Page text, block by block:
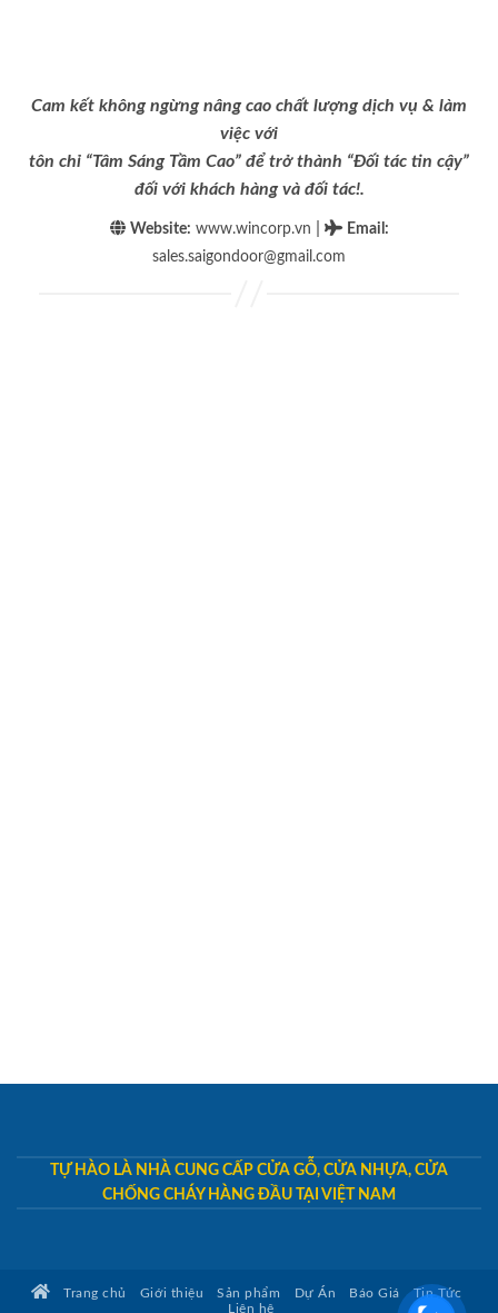
Cam kết không ngừng nâng cao chất lượng dịch vụ & làm
việc với
tôn chỉ “Tâm Sáng Tầm Cao” để trở thành “Đối tác tin cậy”
đối với khách hàng và đối tác!.
Website: www.wincorp.vn Email :
sales.saigondoor@gmail.com
TỰ HÀO LÀ NHÀ CUNG CẤP CỬA GỖ, CỬA NHỰA, CỬA
CHỐNG CHÁY HÀNG ĐẦU TẠI VIỆT NAM
Trang chủ Giới thiệu Sản phẩm Dự Án Báo Giá
Tin Tức
Liên hệ